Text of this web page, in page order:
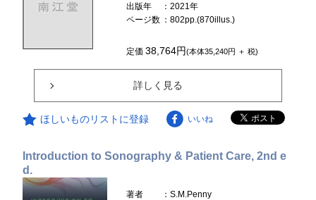
出版年
：2021年
ページ数 ：802pp.(870illus.)
定価38,764円(本体35,240円 ＋ 税)
詳しく見る
ほしいものリストに登録 いいね
Introduction to Sonography & Patient Care, 2nd e
d.
著者
：S.M.Penny